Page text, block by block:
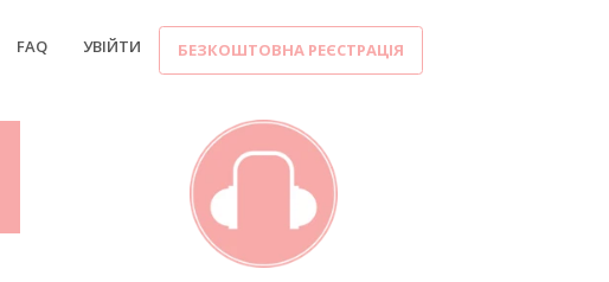
FAQ УВІЙТИ БЕЗКОШТОВНА РЕЄСТРАЦІЯ